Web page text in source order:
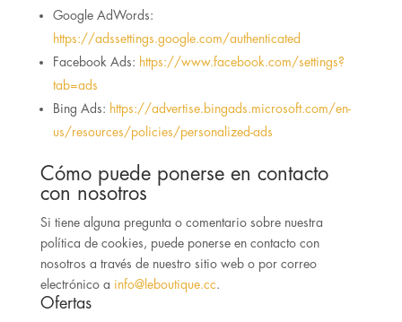
Google AdWords:
https://adssettings.google.com/authenticated
Facebook Ads: https://www.facebook.com/settings?
tab=ads
Bing Ads: https://advertise.bingads.microsoft.com/en-
us/resources/policies/personalized-ads
Cómo puede ponerse en contacto
con nosotros
Si tiene alguna pregunta o comentario sobre nuestra
política de cookies, puede ponerse en contacto con
nosotros a través de nuestro sitio web o por correo
electrónico a info@leboutique.cc.
Ofertas